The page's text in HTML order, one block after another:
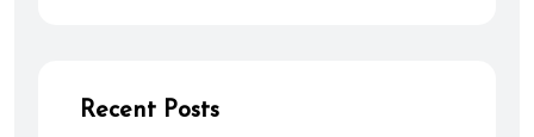
Recent Posts